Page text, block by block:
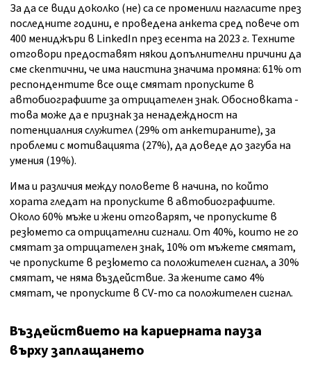
За да се види доколко (не) са се променили нагласите през
последните години, е проведена анкета сред повече от
400 мениджъри в LinkedIn през есента на 2023 г. Техните
отговори предоставят някои допълнителни причини да
сме скептични, че има наистина значима промяна: 61% от
респондентите все още смятат пропуските в
автобиографиите за отрицателен знак. Обосновката -
това може да е признак за ненадеждност на
потенциалния служител (29% от анкетираните), за
проблеми с мотивацията (27%), да доведе до загуба на
умения (19%).
Има и различия между половете в начина, по който
хората гледат на пропуските в автобиографиите.
Около 60% мъже и жени отговарят, че пропуските в
резюмето са отрицателни сигнали. От 40%, които не го
смятат за отрицателен знак, 10% от мъжете смятат,
че пропуските в резюмето са положителен сигнал, а 30%
смятат, че няма въздействие. За жените само 4%
смятат, че пропуските в CV-то са положителен сигнал.
Въздействието на кариерната пауза
върху заплащането